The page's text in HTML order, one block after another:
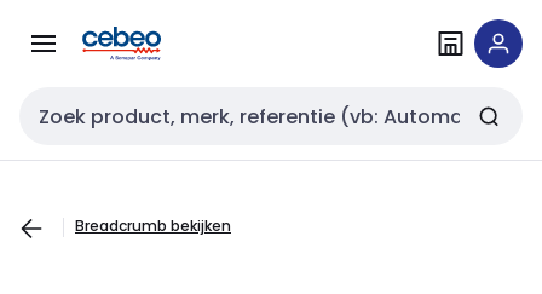
naar
naar
Zoekveld invoer
Breadcrumb bekijken